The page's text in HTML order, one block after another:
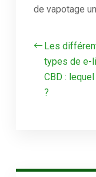
de vapotage
Les
types de e-
CBD :
?